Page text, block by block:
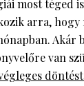
most téged
arra, hogy
Akár
van